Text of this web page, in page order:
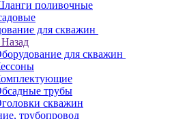
поливочные
для скважин
Назад
для скважин
трубы
скважин
трубопровод